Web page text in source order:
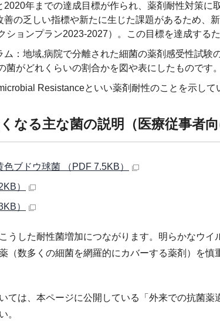
2020年までの達成目標が作られ、薬剤耐性対策に
善の乏しい指標や新たに生じた課題があるため、
ションプラン2023-2027）。この目標を達成する
ム：地域,病院で分離された細菌の薬剤感受性試験
菌がどれくらいの割合かを図や表にしたものです
Resistanceといい薬剤耐性のことを示して
なる主な菌の説明（医療従事者向
色ブドウ球菌 （PDF 7.5KB）
）
）
うした耐性菌増加につながります。明らかなウ
（数多くの細菌を網羅的にカバーする薬剤）を
ては、本ページに公開している「外来での抗菌
。